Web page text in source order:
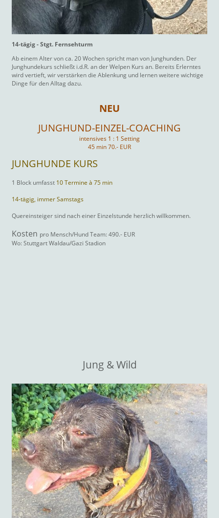
14-tägig - Stgt. Fernsehturm
Ab einem Alter von ca. 20 Wochen spricht man von Junghunden. Der
Junghundekurs schließt i.d.R. an der Welpen Kurs an. Bereits Erlerntes
wird vertieft, wir verstärken die Ablenkung und lernen weitere wichtige
Dinge für den Alltag dazu.
NEU
JUNGHUND-EINZEL-COACHING
intensives 1 : 1 Setting
45 min 70.- EUR
JUNGHUNDE KURS
1 Block umfasst 10Termine à 75 min
14-tägig, immer Samstags
Quereinsteiger sind nach einer Einzelstunde herzlich willkommen.
Kosten pro Mensch/Hund Team: 490.- EUR
Wo: Stuttgart Waldau/Gazi Stadion
Jung & Wild